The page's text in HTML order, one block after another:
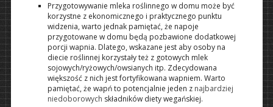
Przygotowywanie mleka roślinnego w domu może być
korzystne z ekonomicznego i praktycznego punktu
widzenia, warto jednak pamiętać, że napoje
przygotowane w domu będą pozbawione dodatkowej
porcji wapnia. Dlatego, wskazane jest aby osoby na
diecie roślinnej korzystały też z gotowych mlek
sojowych/ryżowych/owsianych itp. Zdecydowana
większość z nich jest fortyfikowana wapniem. Warto
pamiętać, że wapń to potencjalnie jeden znajbardziej
niedoborowych składników diety wegańskiej.